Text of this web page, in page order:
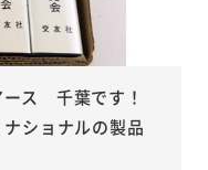
ス 千葉です！
ショナルの製品